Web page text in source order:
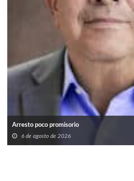
Arresto poco promisorio
6 de agosto de 2026